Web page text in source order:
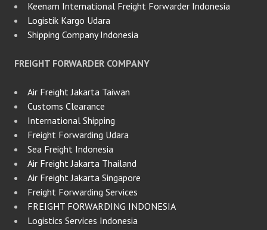
Keenam International Freight Forwarder Indonesia
Logistik Kargo Udara
Shipping Company Indonesia
FREIGHT FORWARDER COMPANY
Air Freight Jakarta Taiwan
Customs Clearance
International Shipping
Freight Forwarding Udara
Sea Freight Indonesia
Air Freight Jakarta Thailand
Air Freight Jakarta Singapore
Freight Forwarding Services
FREIGHT FORWARDING INDONESIA
Logistics Services Indonesia